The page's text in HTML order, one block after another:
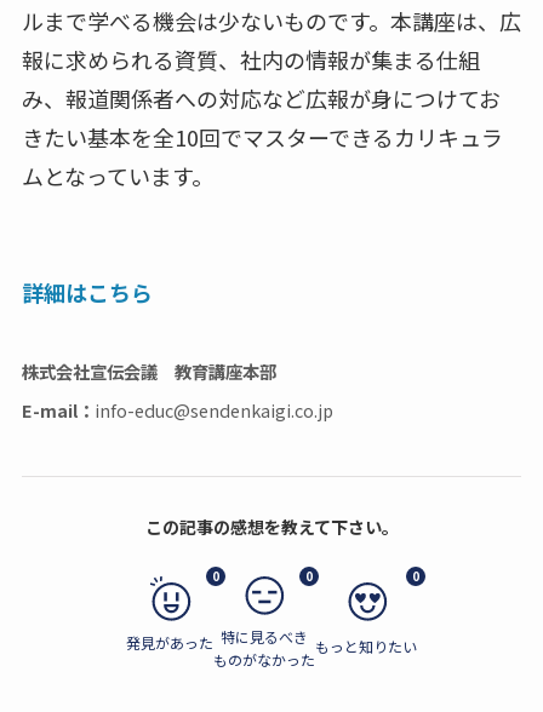
ルまで学べる機会は少ないものです。本講座は、広
報に求められる資質、社内の情報が集まる仕組
み、報道関係者への対応など広報が身につけてお
きたい基本を全10回でマスターできるカリキュラ
ムとなっています。
詳細はこちら
株式会社宣伝会議 教育講座本部
E-mail： info-educ@sendenkaigi.co.jp
この記事の感想を教えて下さい。
0
発見があった
0
特に見るべき
ものがなかった
0
もっと知りたい